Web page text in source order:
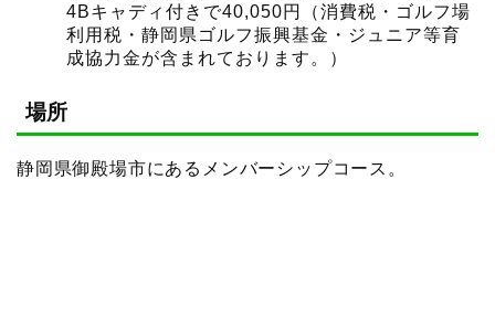
4Bキャディ付きで40,050円（消費税・ゴルフ場
利用税・静岡県ゴルフ振興基金・ジュニア等育
成協力金が含まれております。）
場所
静岡県御殿場市にあるメンバーシップコース。